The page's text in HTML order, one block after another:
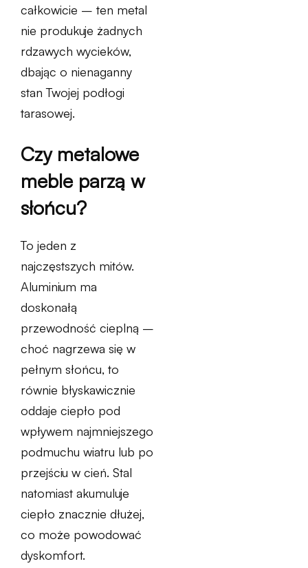
całkowicie – ten metal
nie produkuje żadnych
rdzawych wycieków,
dbając o nienaganny
stan Twojej podłogi
tarasowej.
Czy metalowe
meble parzą w
słońcu?
To jeden z
najczęstszych mitów.
Aluminium ma
doskonałą
przewodność cieplną –
choć nagrzewa się w
pełnym słońcu, to
równie błyskawicznie
oddaje ciepło pod
wpływem najmniejszego
podmuchu wiatru lub po
przejściu w cień. Stal
natomiast akumuluje
ciepło znacznie dłużej,
co może powodować
dyskomfort.